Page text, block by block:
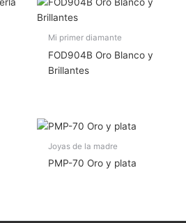
Mi primer diamante
FOD904B Oro Blanco y
Brillantes
Joyas de la madre
PMP-70 Oro y plata